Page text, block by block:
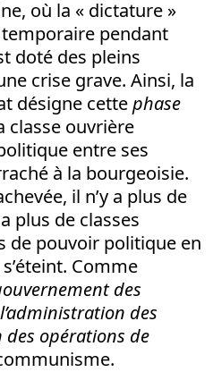
où la « dictature »
pendant
doté des pleins
crise grave. Ainsi, la
désigne cettephase
classe ouvrière
entre ses
à la bourgeoisie.
il n’y a plus de
plus de classes
de pouvoir politique en
Comme
des
des
des opérations de